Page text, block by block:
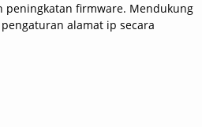
peningkatan firmware. Mendukung
alamat ip secara